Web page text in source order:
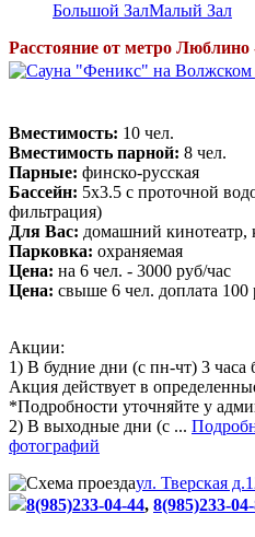
Большой ЗалМалый Зал
Расстояние от метро Люблино
Вместимость: 10 чел.
Вместимость парной: 8 чел.
Парные: финско-русская
Бассейн: 5х3.5 с проточной
фильтрация)
Для Вас: домашний кинотеатр,
Парковка: охраняемая
Цена: на 6 чел. - 3000 руб/час
Цена: свыше 6 чел. доплата 100
Акции:
1) В будние дни (с пн-чт) 3 часа
Акция действует в
*Подробности уточняйте у
2) В выходные дни (с ...
фотографий
ул. Тверская
8(985)233-04-44, 8(985)233-